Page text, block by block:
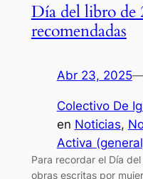
Día del libro de
recomendadas
Abr 23, 2025
Colectivo De
en Noticias,
Activa
Para recordar el Día
obras escritas por